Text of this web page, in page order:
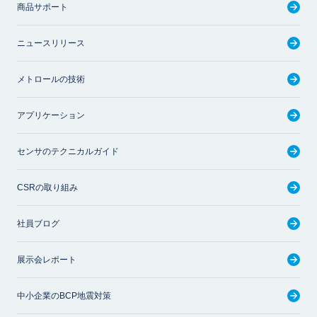
商品サポート
ニュースリリース
メトロールの技術
アプリケーション
センサのテクニカルガイド
CSRの取り組み
社員ブログ
展示会レポート
中小企業のBCP地震対策